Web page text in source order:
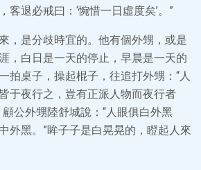
客退必戒曰：‘惋惜一日虛度矣’。”
，是分歧時宜的。他有個外甥，或是
，白日是一天的停止，早晨是一天的
拍桌子，操起棍子，往追打外甥：“人
于夜行之，豈有正派人物而夜行者
公外甥陸舒城說：“人眼俱白外黑
外黑。”眸子子是白晃晃的，瞪起人來